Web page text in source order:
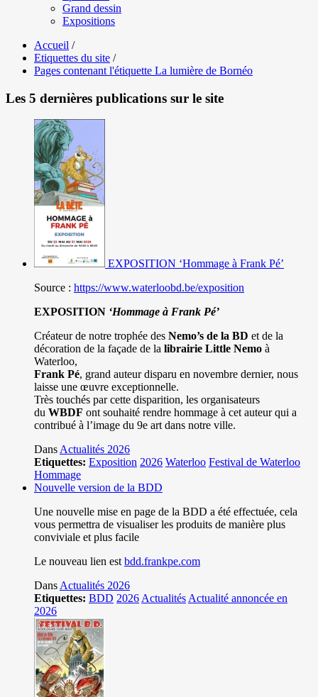
Grand dessin
Expositions
Accueil /
Etiquettes du site /
Pages contenant l'étiquette La lumière de Bornéo
Les 5 dernières publications sur le site
EXPOSITION ‘Hommage à Frank Pé’
Source : https://www.waterloobd.be/exposition
EXPOSITION ‘Hommage à Frank Pé’
Créateur de notre trophée des Nemo’s de la BD et de la
décoration de la façade de la librairie Little Nemo à
Waterloo,
Frank Pé, grand auteur disparu en novembre dernier, nous
laisse une œuvre exceptionnelle.
Très touchés par cette disparition, les organisateurs
du WBDF ont souhaité rendre hommage à cet auteur qui a
contribué à l’image du 9e art dans notre ville.
Dans Actualités 2026
Etiquettes: Exposition 2026 Waterloo Festival de Waterloo
Hommage
Nouvelle version de la BDD
Une nouvelle mise en page de la BDD a été effectuée, cela
vous permettra de visualiser les produits de manière plus
conviviale et plus facile
Le nouveau lien est bdd.frankpe.com
Dans Actualités 2026
Etiquettes: BDD 2026 Actualités Actualité annoncée en
2026